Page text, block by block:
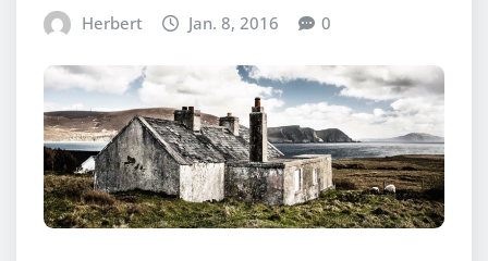
Herbert Jan. 8, 2016 0